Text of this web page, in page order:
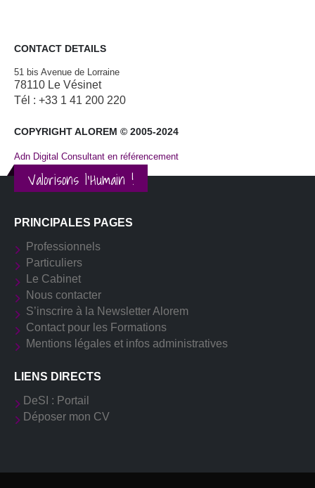
CONTACT DETAILS
51 bis Avenue de Lorraine
78110 Le Vésinet
Tél : +33 1 41 200 220
COPYRIGHT ALOREM © 2005-2024
Adn Digital Consultant en référencement
Valorisons l'Humain !
PRINCIPALES PAGES
Professionnels
Particuliers
Le Cabinet
Nous contacter
S’inscrire à la Newsletter Alorem
Contact pour les Formations
Mentions légales et infos administratives
LIENS DIRECTS
DeSI : Portail
Déposer mon CV